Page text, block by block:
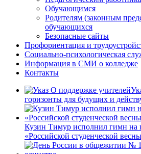
Обучающимся
Родителям (законным
обучающихся
Безопасные сайты
Профориентация и
Социально-психологическая
Информация в СМИ о колледже
Контакты
горизонты для будущих и
Кузин Тимур исполнил гимн на
«Российской студенческой